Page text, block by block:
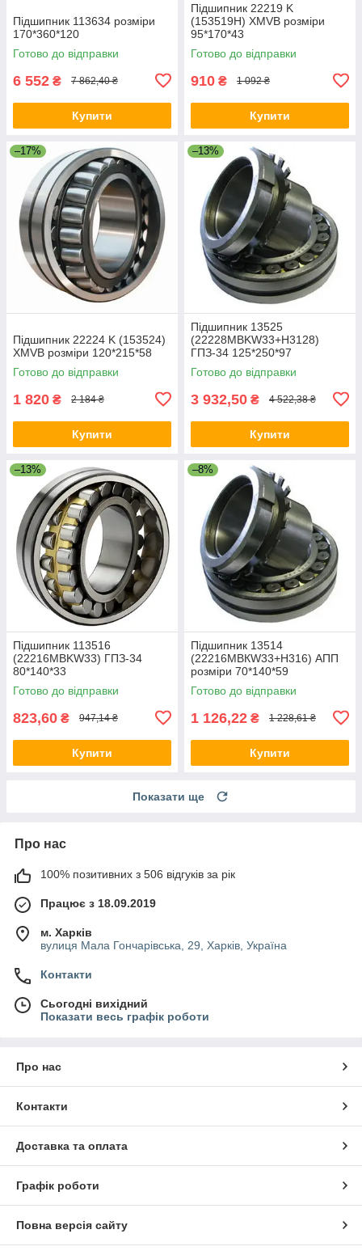
Підшипник 113634 розміри
170*360*120
Готово до відправки
6 552 ₴ 7 862,40 ₴
Купити
Підшипник 22219 K
(153519H) XMVB розміри
95*170*43
Готово до відправки
910 ₴ 1 092 ₴
Купити
–17%
Підшипник 22224 K (153524)
XMVB розміри 120*215*58
Готово до відправки
1 820 ₴ 2 184 ₴
Купити
–13%
Підшипник 13525
(22228MBKW33+Н3128)
ГПЗ-34 125*250*97
Готово до відправки
3 932,50 ₴ 4 522,38 ₴
Купити
–13%
Підшипник 113516
(22216MBKW33) ГПЗ-34
80*140*33
Готово до відправки
823,60 ₴ 947,14 ₴
Купити
–8%
Підшипник 13514
(22216MBКW33+Н316) АПП
розміри 70*140*59
Готово до відправки
1 126,22 ₴ 1 228,61 ₴
Купити
Показати ще
Про нас
100% позитивних з 506 відгуків за рік
Працює з 18.09.2019
м. Харків
вулиця Мала Гончарівська, 29, Харків, Україна
Контакти
Сьогодні вихідний
Показати весь графік роботи
Про нас
Контакти
Доставка та оплата
Графік роботи
Повна версія сайту